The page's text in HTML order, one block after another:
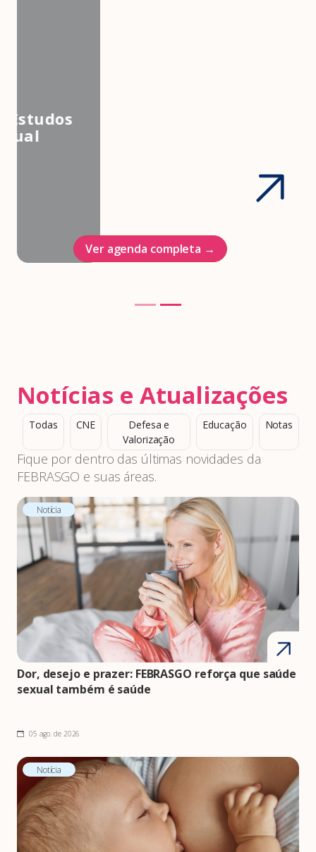
Associação Brasileira de Estudos
em Medicina e Saúde Sexual
Ver agenda completa →
Notícias e Atualizações
Todas CNE
Defesa e
Valorização
Educação Notas
Fique por dentro das últimas novidades da
FEBRASGO e suas áreas.
Notícia
Dor, desejo e prazer: FEBRASGO reforça que saúde
sexual também é saúde
05 ago. de 2026
Notícia